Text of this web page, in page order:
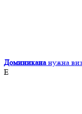
Доминикана нужна
Е